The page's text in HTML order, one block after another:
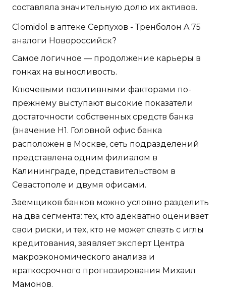
составляла значительную долю их активов.
Clomidol в аптеке Серпухов - Тренболон A 75
аналоги Новороссийск?
Самое логичное — продолжение карьеры в
гонках на выносливость.
Ключевыми позитивными факторами по-
прежнему выступают высокие показатели
достаточности собственных средств банка
(значение Н1. Головной офис банка
расположен в Москве, сеть подразделений
представлена одним филиалом в
Калининграде, представительством в
Севастополе и двумя офисами.
Заемщиков банков можно условно разделить
на два сегмента: тех, кто адекватно оценивает
свои риски, и тех, кто не может слезть с иглы
кредитования, заявляет эксперт Центра
макроэкономического анализа и
краткосрочного прогнозирования Михаил
Мамонов.